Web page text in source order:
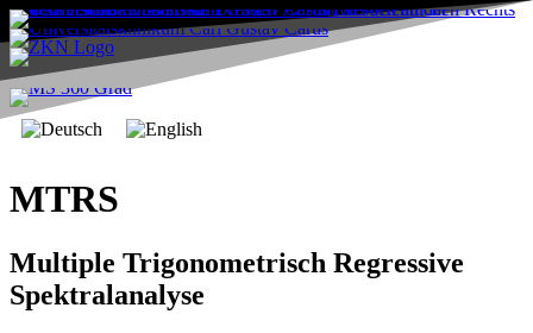
MTRS
Multiple Trigonometrisch Regressive
Spektralanalyse